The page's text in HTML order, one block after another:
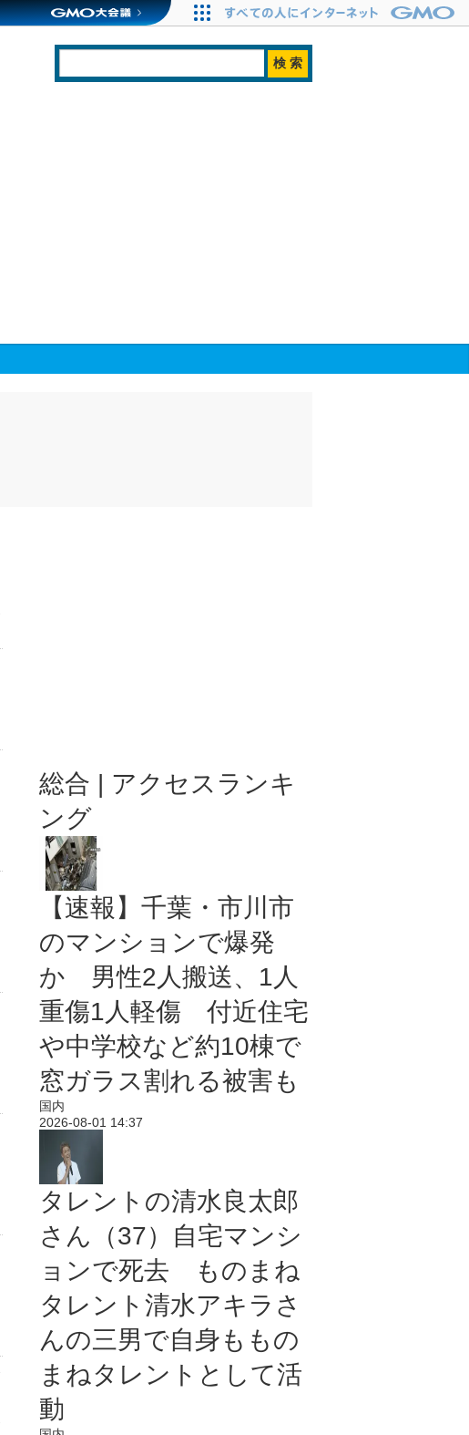
総合 | アクセスランキ
ング
【速報】千葉・市川市
のマンションで爆発
か 男性2人搬送、1人
重傷1人軽傷 付近住宅
や中学校など約10棟で
窓ガラス割れる被害も
国内
2026-08-01 14:37
タレントの清水良太郎
さん（37）自宅マンシ
ョンで死去 ものまね
タレント清水アキラさ
んの三男で自身ももの
まねタレントとして活
動